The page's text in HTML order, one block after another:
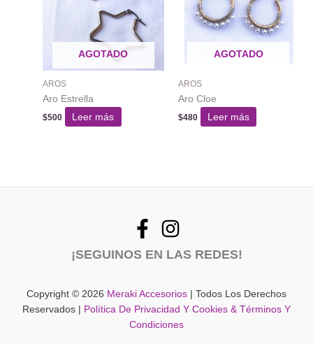
AGOTADO
AROS
Aro Estrella
$500 Leer más
AGOTADO
AROS
Aro Cloe
$480 Leer más
¡SEGUINOS EN LAS REDES!
Copyright © 2026 Meraki Accesorios | Todos Los Derechos
Reservados |
Política De Privacidad Y Cookies & Términos Y
Condiciones